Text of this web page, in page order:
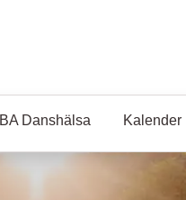
BA Danshälsa Kalender